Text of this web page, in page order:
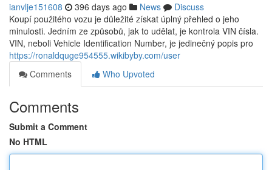
ianvlje151608 396 days ago News
Discuss
Koupí použitého vozu je důležité získat úplný přehled o jeho
minulosti. Jedním ze způsobů, jak to udělat, je kontrola VIN čísla.
VIN, neboli Vehicle Identification Number, je jedinečný popis pro
https://ronaldquge954555.wikibyby.com/user
Comments
Who Upvoted
Comments
Submit a Comment
No HTML